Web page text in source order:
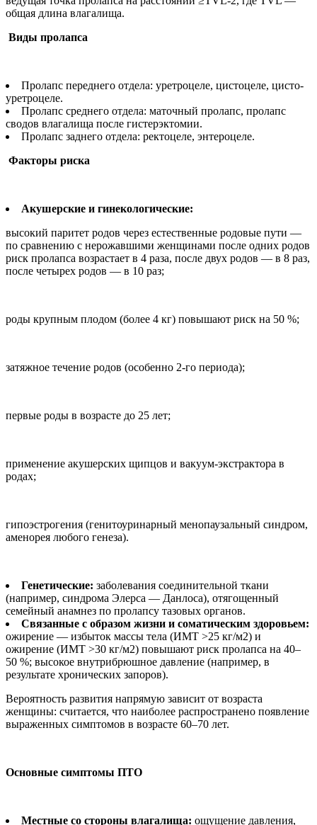
общая длина влагалища.
Виды пролапса
Пролапс переднего отдела: уретроцеле, цистоцеле, цисто-
уретроцеле.
Пролапс среднего отдела: маточный пролапс, пролапс
сводов влагалища после гистерэктомии.
Пролапс заднего отдела: ректоцеле, энтероцеле.
Факторы риска
Акушерские и гинекологические:
высокий паритет родов через естественные родовые пути —
по сравнению с нерожавшими женщинами после одних родов
риск пролапса возрастает в 4 раза, после двух родов — в 8 раз,
после четырех родов — в 10 раз;
роды крупным плодом (более 4 кг) повышают риск на 50 %;
затяжное течение родов (особенно 2-го периода);
первые роды в возрасте до 25 лет;
применение акушерских щипцов и вакуум-экстрактора в
родах;
гипоэстрогения (генитоуринарный менопаузальный синдром,
аменорея любого генеза).
Генетические: заболевания соединительной ткани
(например, синдрома Элерса — Данлоса), отягощенный
семейный анамнез по пролапсу тазовых органов.
Связанные с образом жизни и соматическим здоровьем:
ожирение — избыток массы тела (ИМТ >25 кг/м2) и
ожирение (ИМТ >30 кг/м2) повышают риск пролапса на 40–
50 %; высокое внутрибрюшное давление (например, в
результате хронических запоров).
Вероятность развития напрямую зависит от возраста
женщины: считается, что наиболее распространено появление
выраженных симптомов в возрасте 60–70 лет.
Основные симптомы ПТО
Местные со стороны влагалища: ощущение давления,